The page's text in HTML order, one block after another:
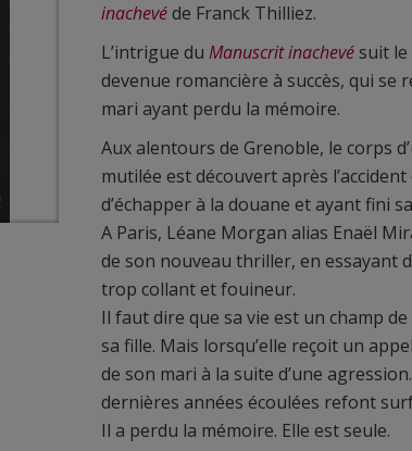
inachevéde Franck Thilliez.
L’intrigue du Manuscrit inachevé suit
devenue romancière à succès, qui se
mari ayant perdu la mémoire.
Aux alentours de Grenoble, le corps
mutilée est découvert après
d’échapper à la douane et ayant fini
A Paris, Léane Morgan alias Enaël
de son nouveau thriller, en essayant
trop collant et fouineur.
Il faut dire que sa vie est un champ
sa fille. Mais lorsqu’elle reçoit un
de son mari à la suite d’une
dernières années écoulées refont
Il a perdu la mémoire. Elle est seule.